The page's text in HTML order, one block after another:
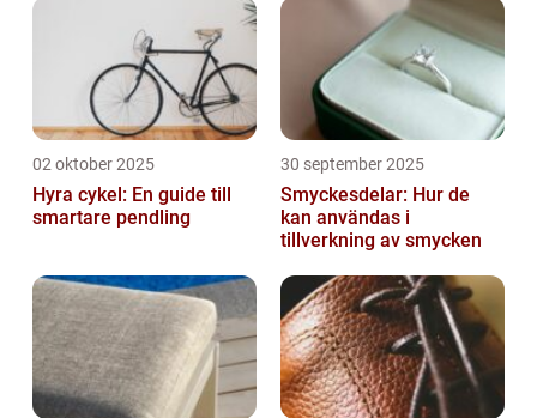
02 oktober 2025
Hyra cykel: En guide till
smartare pendling
30 september 2025
Smyckesdelar: Hur de
kan användas i
tillverkning av smycken